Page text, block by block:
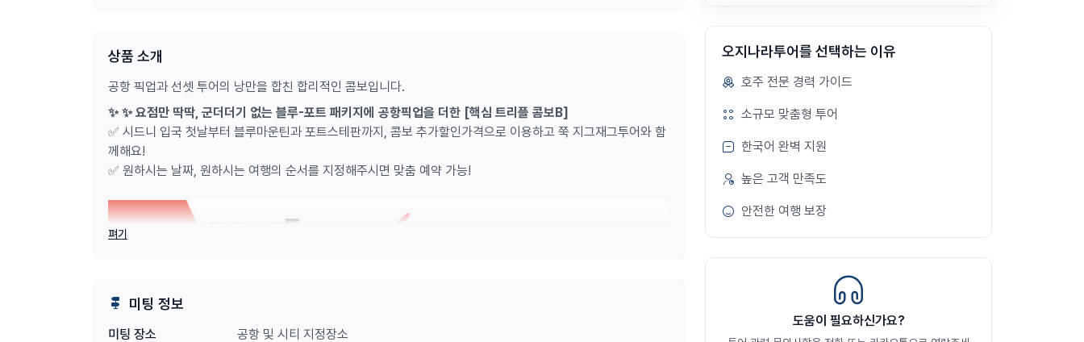
상품 소개
공항 픽업과 선셋 투어의 낭만을 합친 합리적인 콤보입니다.
✨ ✨ 요점만 딱딱, 군더더기 없는 블루-포트 패키지에 공항픽업을 더한 [핵심 트리플 콤보B]
✅ 시드니 입국 첫날부터 블루마운틴과 포트스테판까지, 콤보 추가할인가격으로 이용하고 쭉 지그재그투어와 함
께해요!
✅ 원하시는 날짜, 원하시는 여행의 순서를 지정해주시면 맞춤 예약 가능!
펴기
미팅 정보
미팅 장소
공항 및 시티 지정장소
오지나라투어를 선택하는 이유
호주 전문 경력 가이드
소규모 맞춤형 투어
한국어 완벽 지원
높은 고객 만족도
안전한 여행 보장
도움이 필요하신가요?